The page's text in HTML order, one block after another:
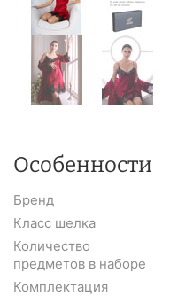
Особенности
Бренд
Класс шелка
Количество
предметов в наборе
Комплектация